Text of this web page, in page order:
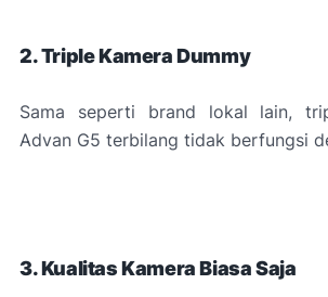
2. Triple Kamera Dummy
Sama seperti brand lokal lain,
Advan G5 terbilang tidak berfungsi
3. Kualitas Kamera Biasa Saja